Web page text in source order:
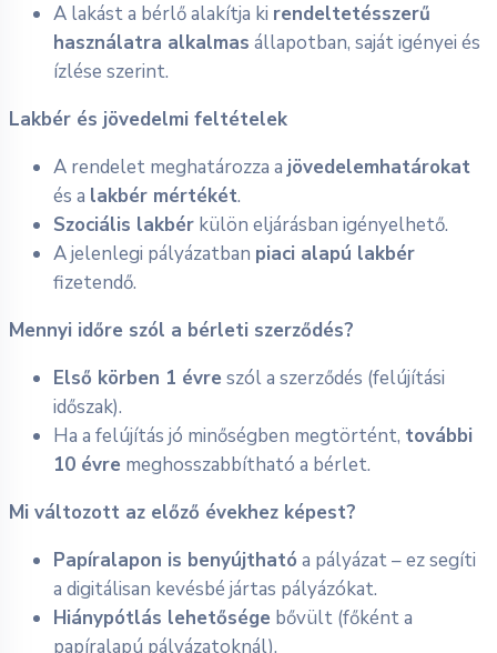
A lakást a bérlő alakítja ki rendeltetésszerű
használatra alkalmas állapotban, saját igényei és
ízlése szerint.
Lakbér és jövedelmi feltételek
A rendelet meghatározza a jövedelemhatárokat
és a lakbér mértékét.
Szociális lakbér külön eljárásban igényelhető.
A jelenlegi pályázatban piaci alapú lakbér
fizetendő.
Mennyi időre szól a bérleti szerződés?
Első körben 1 évre szól a szerződés (felújítási
időszak).
Ha a felújítás jó minőségben megtörtént, további
10 évre meghosszabbítható a bérlet.
Mi változott az előző évekhez képest?
Papíralapon is benyújtható a pályázat – ez segíti
a digitálisan kevésbé jártas pályázókat.
Hiánypótlás lehetősége bővült (főként a
papíralapú pályázatoknál).